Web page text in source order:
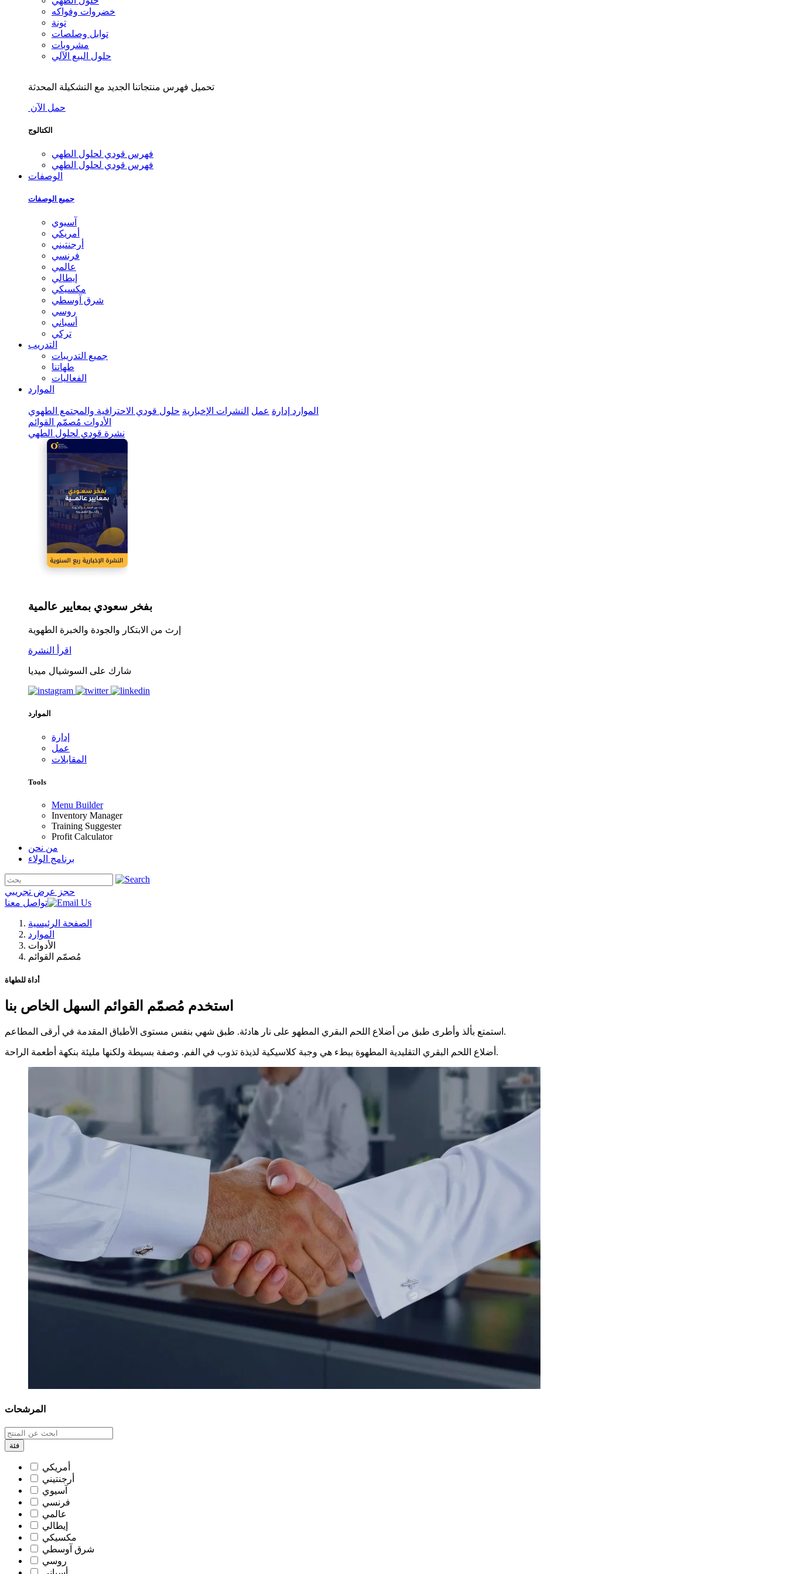
خضروات وفواكه
تونة
توابل وصلصات
مشروبات
حلول البيع الآلي
تحميل فهرس منتجاتنا الجديد مع التشكيلة المحدثة
حمل الآن
الكتالوج
فهرس قودي لحلول الطهي
فهرس قودي لحلول الطهي
الوصفات
جميع الوصفات
آسيوي
أمريكي
أرجنتيني
فرنسي
عالمي
إيطالي
مكسيكي
شرق آوسطي
روسي
أسباني
تركي
التدريب
جميع التدريبات
طهاتنا
الفعاليات
الموارد
الموارد إدارة عمل النشرات الإخبارية حلول قودي الاحترافية والمجتمع الطهوي
الأدوات مُصمّم القوائم
نشرة قودي لحلول الطهي
بفخر سعودي بمعايير عالمية
إرث من الابتكار والجودة والخبرة الطهوية
اقرأ النشرة
شارك على السوشيال ميديا
الموارد
إدارة
عمل
المقابلات
Tools
Menu Builder
Inventory Manager
Training Suggester
Profit Calculator
من نحن
برنامج الولاء
حجز عرض تجريبي
تواصل معنا
الصفحة الرئيسية
الموارد
الأدوات
مُصمّم القوائم
أداة للطهاة
استخدم مُصمّم القوائم السهل الخاص بنا
استمتع بألذ وأطرى طبق من أضلاع اللحم البقري المطهو على نار هادئة. طبق شهي بنفس مستوى الأطباق المقدمة في أرقى المطاعم.
أضلاع اللحم البقري التقليدية المطهوة ببطء هي وجبة كلاسيكية لذيذة تذوب في الفم. وصفة بسيطة ولكنها مليئة بنكهة أطعمة الراحة.
المرشحات
فئة
أمريكي
أرجنتيني
آسيوي
فرنسي
عالمي
إيطالي
مكسيكي
شرق آوسطي
روسي